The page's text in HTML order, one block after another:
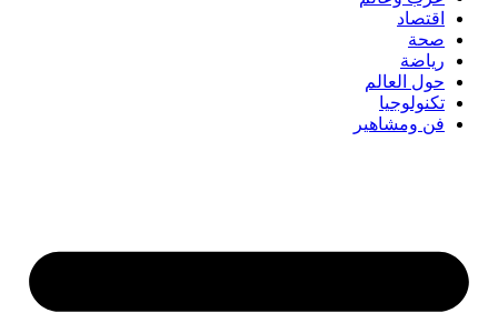
اقتصاد
صحة
رياضة
حول العالم
تكنولوجيا
فن ومشاهير